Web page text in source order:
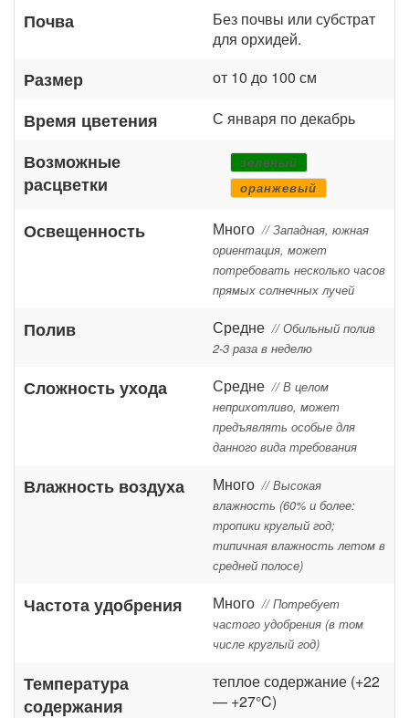
Почва
Без почвы или субстрат
для орхидей.
Размер от 10 до 100 см
Время цветения С января по декабрь
Возможные
расцветки
зеленый
оранжевый
Освещенность Много // Западная, южная
ориентация, может
потребовать несколько часов
прямых солнечных лучей
Полив Средне // Обильный полив
2-3 раза в неделю
Сложность ухода Средне // В целом
неприхотливо, может
предъявлять особые для
данного вида требования
Влажность воздуха Много // Высокая
влажность (60% и более:
тропики круглый год;
типичная влажность летом в
средней полосе)
Частота удобрения Много // Потребует
частого удобрения (в том
числе круглый год)
Температура
содержания
теплое содержание (+22
— +27°C)